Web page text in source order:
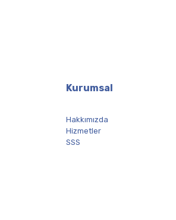
Kurumsal
Hakkımızda
Hizmetler
SSS